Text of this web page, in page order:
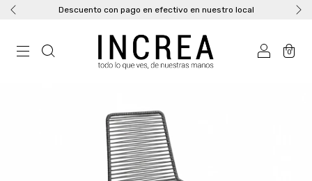
Descuento con pago en efectivo en nuestro local
0